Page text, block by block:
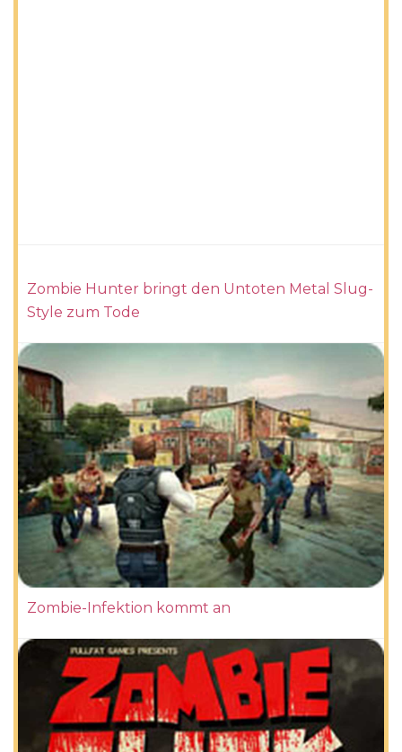
Zombie Hunter bringt den Untoten Metal Slug-
Style zum Tode
Zombie-Infektion kommt an